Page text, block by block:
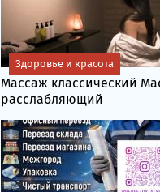
Массаж классический
расслабляющий
Здоровье и красота